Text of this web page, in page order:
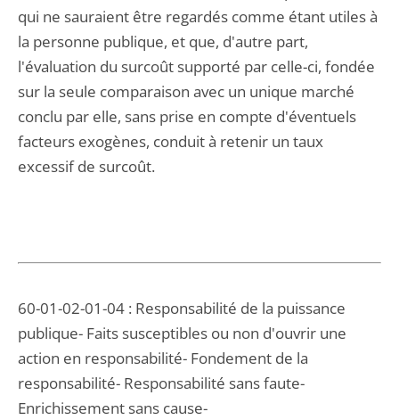
qui ne sauraient être regardés comme étant utiles à
la personne publique, et que, d'autre part,
l'évaluation du surcoût supporté par celle-ci, fondée
sur la seule comparaison avec un unique marché
conclu par elle, sans prise en compte d'éventuels
facteurs exogènes, conduit à retenir un taux
excessif de surcoût.
60-01-02-01-04 : Responsabilité de la puissance
publique- Faits susceptibles ou non d'ouvrir une
action en responsabilité- Fondement de la
responsabilité- Responsabilité sans faute-
Enrichissement sans cause-